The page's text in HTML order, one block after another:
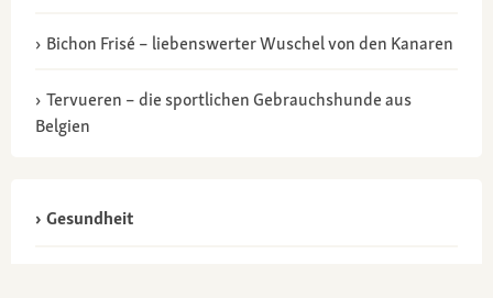
Bichon Frisé – liebenswerter Wuschel von den Kanaren
Tervueren – die sportlichen Gebrauchshunde aus
Belgien
Gesundheit